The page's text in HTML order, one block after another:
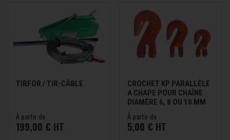
TIRFOR / TIR-CÂBLE
À partir de
199,00 € HT
CROCHET KP PARALLÈLE
A CHAPE POUR CHAÎNE
DIAMÈRE 6, 8 OU 10 MM
À partir de
5,00 € HT